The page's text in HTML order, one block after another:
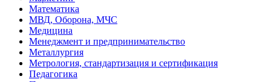
Математика
МВД, Оборона, МЧС
Медицина
Менеджмент и предпринимательство
Металлургия
Метрология, стандартизация и сертификация
Педагогика